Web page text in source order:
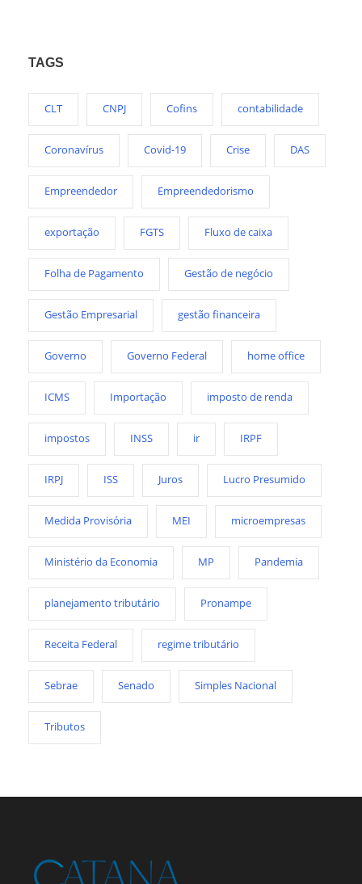
TAGS
CLT CNPJ Cofins contabilidade
Coronavírus Covid-19 Crise DAS
Empreendedor Empreendedorismo
exportação FGTS Fluxo de caixa
Folha de Pagamento Gestão de negócio
Gestão Empresarial gestão financeira
Governo Governo Federal home office
ICMS Importação imposto de renda
impostos INSS ir IRPF
IRPJ ISS Juros Lucro Presumido
Medida Provisória MEI microempresas
Ministério da Economia MP Pandemia
planejamento tributário Pronampe
Receita Federal regime tributário
Sebrae Senado Simples Nacional
Tributos